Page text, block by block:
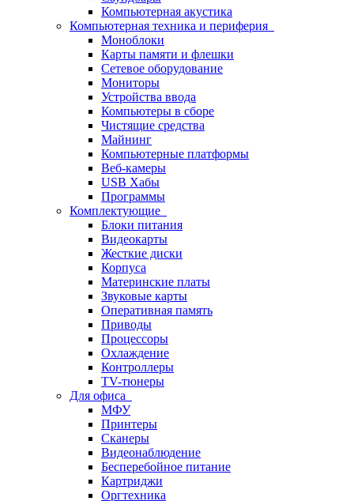
Компьютерная акустика
Компьютерная техника и периферия
Моноблоки
Карты памяти и флешки
Сетевое оборудование
Мониторы
Устройства ввода
Компьютеры в сборе
Чистящие средства
Майнинг
Компьютерные платформы
Веб-камеры
USB Хабы
Программы
Комплектующие
Блоки питания
Видеокарты
Жесткие диски
Корпуса
Материнские платы
Звуковые карты
Оперативная память
Приводы
Процессоры
Охлаждение
Контроллеры
TV-тюнеры
Для офиса
МФУ
Принтеры
Сканеры
Видеонаблюдение
Бесперебойное питание
Картриджи
Оргтехника